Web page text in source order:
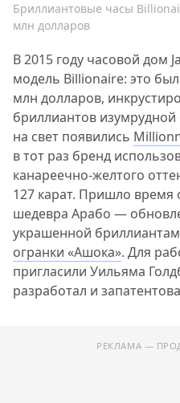
Бриллиантовые часы
млн долларов
В 2015 году часовой дом
модель Billionaire: это
млн долларов,
бриллиантов изумрудной
на свет появились
в тот раз бренд
канареечно-желтого
127 карат. Пришло время
шедевра Арабо —
украшенной
огранки «Ашока». Для
пригласили Уильяма
разработал и
РЕКЛАМА —